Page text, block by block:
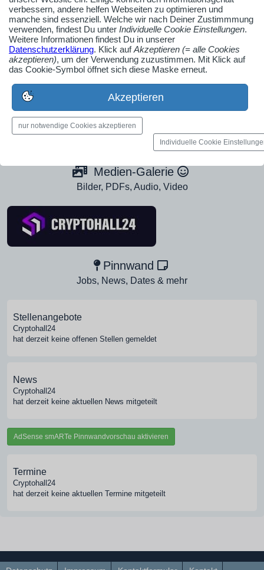
AdSense smARTe inArticle-Anzeige aktivieren
Ob Solo-Selbsständiger, Handwerksbetrieb oder
Industrieunternehmen
Erstelle jetzt ein gratis Firmenprofil für dein Unternehmen:
jetzt registrieren
Medien-Galerie
Bilder, PDFs, Audio, Video
Pinnwand
Jobs, News, Dates & mehr
Stellenangebote
Cryptohall24
hat derzeit keine offenen Stellen gemeldet
News
Cryptohall24
hat derzeit keine aktuellen News mitgeteilt
AdSense smARTe Pinnwandvorschau aktivieren
Termine
Cryptohall24
hat derzeit keine aktuellen Termine mitgeteilt
verbessern, andere helfen Webseiten zu optimieren und
manche sind essenziell. Welche wir nach Deiner Zustimmmung
verwenden, findest Du unter Individuelle Cookie Einstellungen.
Weitere Informationen findest Du in unserer
Datenschutzerklärung. Klick aufAkzeptieren (= alle Cookies
akzeptieren), um der Verwendung zuzustimmen. Mit Klick auf
das Cookie-Symbol öffnet sich diese Maske erneut.
Akzeptieren
nur notwendige Cookies akzeptieren
Individuelle Cookie